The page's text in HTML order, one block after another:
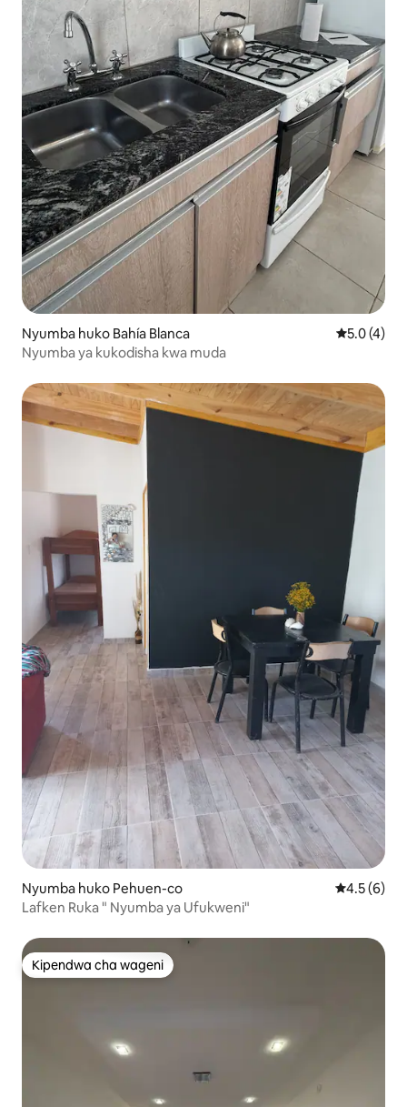
Nyumba huko Bahía Blanca Ukadiriaji
5.0 (4)
Nyumba ya kukodisha kwa muda
Nyumba huko Pehuen-co Ukadiriaji
4.5 (6)
Lafken Ruka " Nyumba ya Ufukweni"
Kipendwa cha wageni
Kipendwa cha wageni